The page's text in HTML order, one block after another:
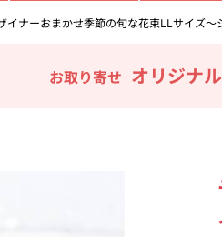
イナーおまかせ季節の旬な花束LLサイズ～
お取り寄せ オリジナ